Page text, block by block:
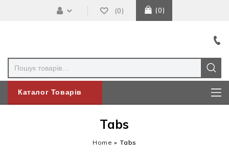
0 0
Каталог Товарів
Tabs
Home » Tabs